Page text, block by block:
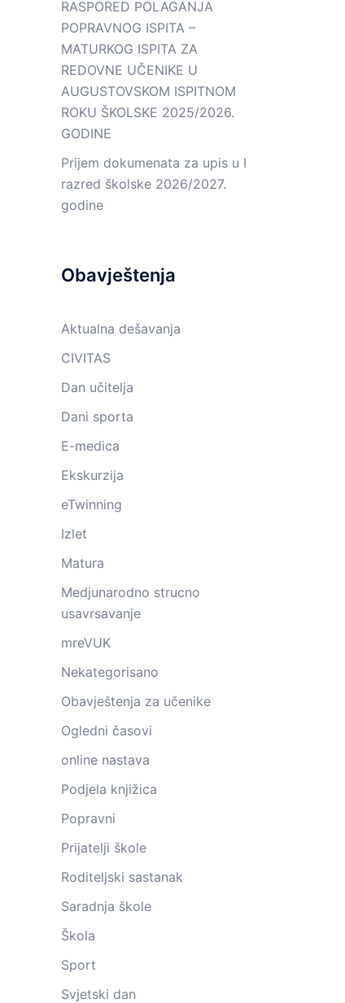
RASPORED POLAGANJA
POPRAVNOG ISPITA –
MATURKOG ISPITA ZA
REDOVNE UČENIKE U
AUGUSTOVSKOM ISPITNOM
ROKU ŠKOLSKE 2025/2026.
GODINE
Prijem dokumenata za upis u I
razred školske 2026/2027.
godine
Obavještenja
Aktualna dešavanja
CIVITAS
Dan učitelja
Dani sporta
E-medica
Ekskurzija
eTwinning
Izlet
Matura
Medjunarodno strucno
usavrsavanje
mreVUK
Nekategorisano
Obavještenja za učenike
Ogledni časovi
online nastava
Podjela knjižica
Popravni
Prijatelji škole
Roditeljski sastanak
Saradnja škole
Škola
Sport
Svjetski dan